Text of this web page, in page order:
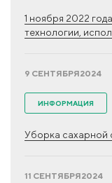
1 ноября 2022
технологии,
9 СЕНТЯБРЯ2024
ИНФОРМАЦИЯ
Уборка сахарной
11 СЕНТЯБРЯ2024